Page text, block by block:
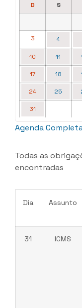
D S
3 4
10 11
17 18
24 25
31
Agenda
Todas as
encontradas
Dia Assunto
31 ICMS